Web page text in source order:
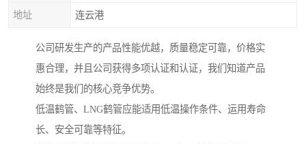
地址 连云港
公司研发生产的产品性能优越，质量稳定可靠，价格实
惠合理，并且公司获得多项认证和认证，我们知道产品
始终是我们的核心竞争优势。
低温鹤管、LNG鹤管应能适用低温操作条件、运用寿命
长、安全可靠等特征。